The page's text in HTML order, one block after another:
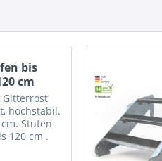
bis
cm
Gitterrost
hochstabil.
Stufen
120 cm .